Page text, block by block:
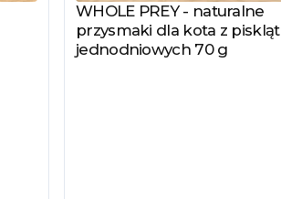
Zobacz produkt
WHOLE PREY - naturalne
przysmaki dla kota z piskląt
jednodniowych 70 g